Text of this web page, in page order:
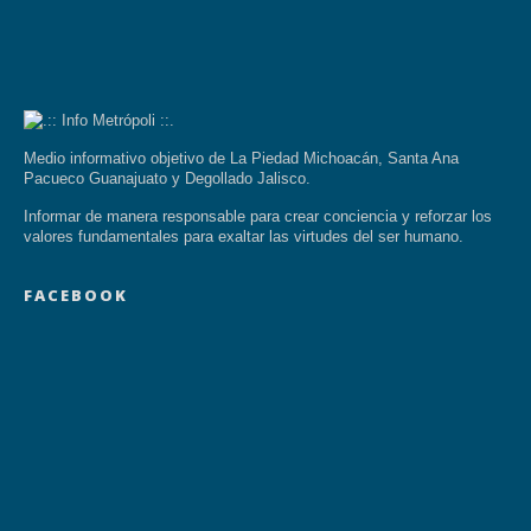
Medio informativo objetivo de La Piedad Michoacán, Santa Ana
Pacueco Guanajuato y Degollado Jalisco.
Informar de manera responsable para crear conciencia y reforzar los
valores fundamentales para exaltar las virtudes del ser humano.
FACEBOOK